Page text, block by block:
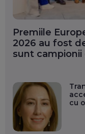
Premiile
2026 au fost
sunt
cu